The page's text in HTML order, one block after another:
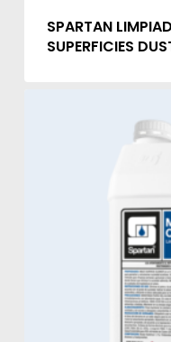
SPARTAN
SUPERFICIES